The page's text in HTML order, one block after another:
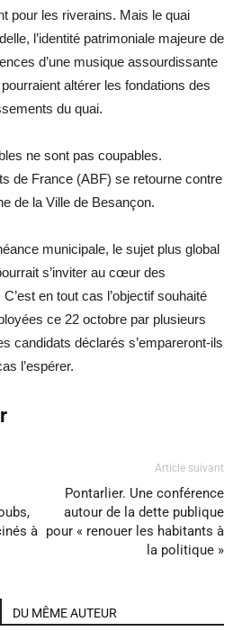
pour les riverains. Mais le quai
l’identité patrimoniale majeure de
d’une musique assourdissante
altérer les fondations des
du quai.
ne sont pas coupables.
de France (ABF) se retourne contre
de la Ville de Besançon.
municipale, le sujet plus global
s’inviter au cœur des
en tout cas l’objectif souhaité
ce 22 octobre par plusieurs
candidats déclarés s’empareront-ils
l’espérer.
à
Article suivant
Pontarlier. Une conférence
autour de la dette publique
pour « renouer les habitants à
la politique »
DU MÊME AUTEUR